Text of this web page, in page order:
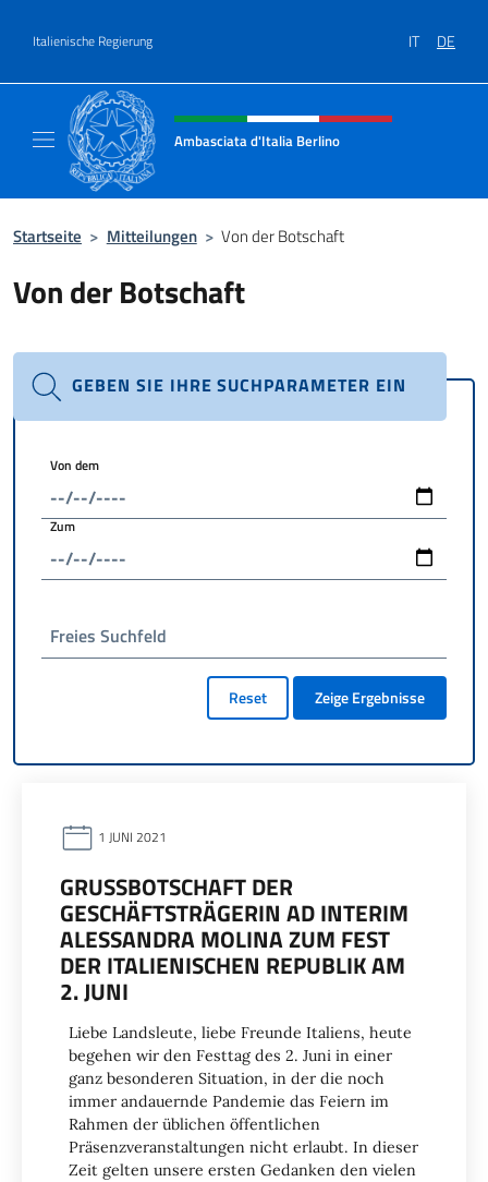
Italienische Regierung IT DE
Header-Site, Social und Menü
Ambasciata d'Italia Berlino
Startseite > Mitteilungen > Von der Botschaft
Von der Botschaft
GEBEN SIE IHRE SUCHPARAMETER EIN
Von dem
Zum
Freies Suchfeld
Reset Zeige Ergebnisse
1 JUNI 2021
GRUSSBOTSCHAFT DER G
ESCHÄFTSTRÄGERIN AD INTERIM A
LESSANDRA MOLINA ZUM FEST D
ER ITALIENISCHEN REPUBLIK AM 2
. JUNI
Liebe Landsleute, liebe Freunde Italiens, heute
begehen wir den Festtag des 2. Juni in einer
ganz besonderen Situation, in der die noch
immer andauernde Pandemie das Feiern im
Rahmen der üblichen öffentlichen
Präsenzveranstaltungen nicht erlaubt. In dieser
Zeit gelten unsere ersten Gedanken den vielen